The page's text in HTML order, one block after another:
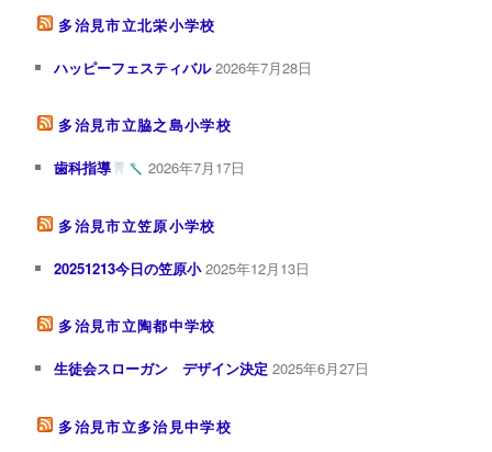
多治見市立北栄小学校
ハッピーフェスティバル 2026年7月28日
多治見市立脇之島小学校
歯科指導 2026年7月17日
多治見市立笠原小学校
20251213今日の笠原小 2025年12月13日
多治見市立陶都中学校
生徒会スローガン デザイン決定 2025年6月27日
多治見市立多治見中学校